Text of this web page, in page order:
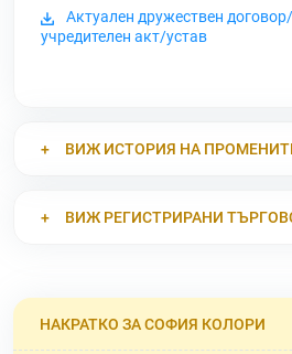
Актуален дружествен договор/
учредителен акт/устав
ВИЖ ИСТОРИЯ НА
ВИЖ РЕГИСТРИРАНИ
НАКРАТКО ЗА СОФИЯ КОЛОРИ